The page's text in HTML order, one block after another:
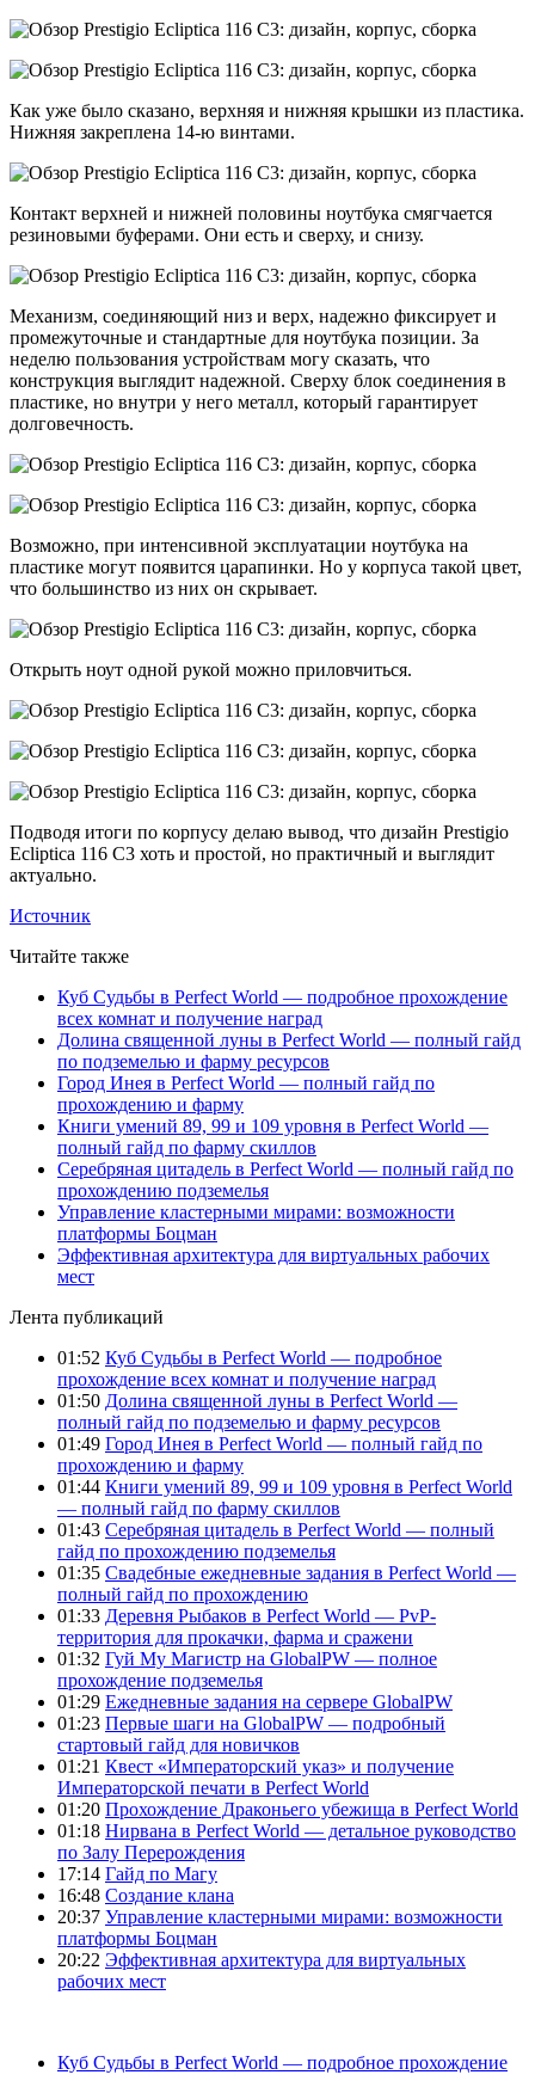
Как уже было сказано, верхняя и нижняя крышки из пластика.
Нижняя закреплена 14-ю винтами.
Контакт верхней и нижней половины ноутбука смягчается
резиновыми буферами. Они есть и сверху, и снизу.
Механизм, соединяющий низ и верх, надежно фиксирует и
промежуточные и стандартные для ноутбука позиции. За
неделю пользования устройствам могу сказать, что
конструкция выглядит надежной. Сверху блок соединения в
пластике, но внутри у него металл, который гарантирует
долговечность.
Возможно, при интенсивной эксплуатации ноутбука на
пластике могут появится царапинки. Но у корпуса такой цвет,
что большинство из них он скрывает.
Открыть ноут одной рукой можно приловчиться.
Подводя итоги по корпусу делаю вывод, что дизайн Prestigio
Ecliptica 116 C3 хоть и простой, но практичный и выглядит
актуально.
Источник
Читайте также
Куб Судьбы в Perfect World — подробное прохождение
всех комнат и получение наград
Долина священной луны в Perfect World — полный гайд
по подземелью и фарму ресурсов
Город Инея в Perfect World — полный гайд по
прохождению и фарму
Книги умений 89, 99 и 109 уровня в Perfect World —
полный гайд по фарму скиллов
Серебряная цитадель в Perfect World — полный гайд по
прохождению подземелья
Управление кластерными мирами: возможности
платформы Боцман
Эффективная архитектура для виртуальных рабочих
мест
Лента публикаций
01:52 Куб Судьбы в Perfect World — подробное
прохождение всех комнат и получение наград
01:50 Долина священной луны в Perfect World —
полный гайд по подземелью и фарму ресурсов
01:49 Город Инея в Perfect World — полный гайд по
прохождению и фарму
01:44 Книги умений 89, 99 и 109 уровня в Perfect World
— полный гайд по фарму скиллов
01:43 Серебряная цитадель в Perfect World — полный
гайд по прохождению подземелья
01:35 Свадебные ежедневные задания в Perfect World —
полный гайд по прохождению
01:33 Деревня Рыбаков в Perfect World — PvP-
территория для прокачки, фарма и сражени
01:32 Гуй Му Магистр на GlobalPW — полное
прохождение подземелья
01:29 Ежедневные задания на сервере GlobalPW
01:23 Первые шаги на GlobalPW — подробный
стартовый гайд для новичков
01:21 Квест «Императорский указ» и получение
Императорской печати в Perfect World
01:20 Прохождение Драконьего убежища в Perfect World
01:18 Нирвана в Perfect World — детальное руководство
по Залу Перерождения
17:14 Гайд по Магу
16:48 Создание клана
20:37 Управление кластерными мирами: возможности
платформы Боцман
20:22 Эффективная архитектура для виртуальных
рабочих мест
Куб Судьбы в Perfect World — подробное прохождение